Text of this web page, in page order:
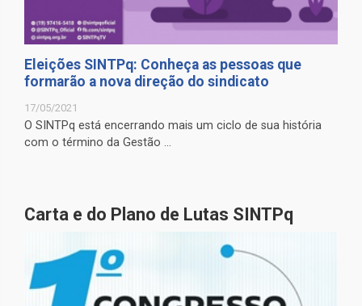
Eleições SINTPq: Conheça as pessoas que
formarão a nova direção do sindicato
17/05/2021
O SINTPq está encerrando mais um ciclo de sua história
com o término da Gestão ...
Carta e do Plano de Lutas SINTPq